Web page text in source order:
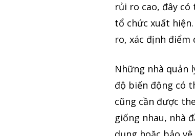
rủi ro cao, đây
tổ chức xuất
ro, xác định
Những nhà quản
độ biến động có
cũng cần được
giống nhau, nhà